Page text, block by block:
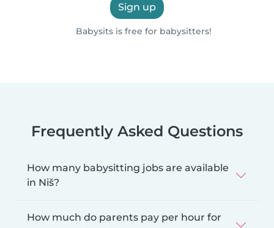
Sign up
Babysits is free for babysitters!
Frequently Asked Questions
How many babysitting jobs are available
in Niš?
How much do parents pay per hour for